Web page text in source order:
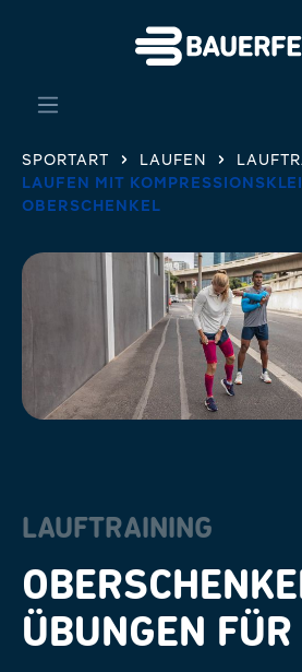
SPORTART LAUFEN
LAUFEN MIT
OBERSCHENKEL
LAUFTRAINING
ÜBUNGEN